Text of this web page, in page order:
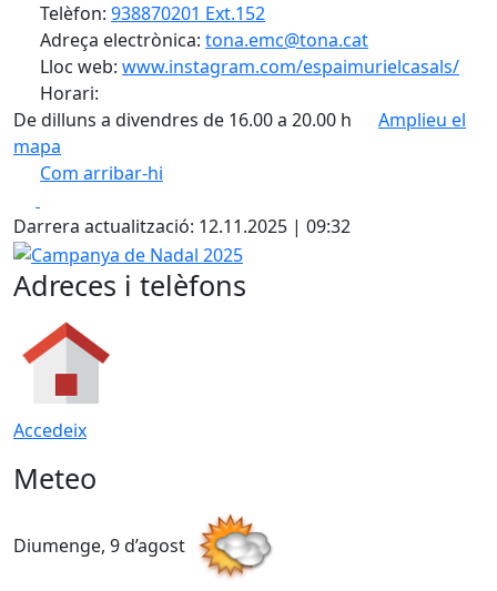
Telèfon: 938870201 Ext.152
Adreça electrònica: tona.emc@tona.cat
Lloc web: www.instagram.com/espaimurielcasals/
Horari:
De dilluns a divendres de 16.00 a 20.00 h
Amplieu el
mapa
Com arribar-hi
+
−
Darrera actualització: 12.11.2025 | 09:32
Campanya de Nadal 2025
Adreces i telèfons
Accedeix
Meteo
Diumenge, 9 d’agost